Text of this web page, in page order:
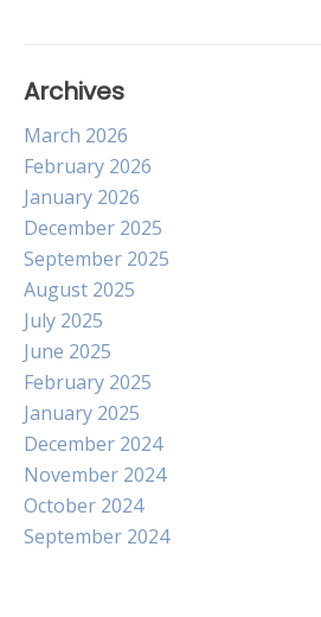
Archives
March 2026
February 2026
January 2026
December 2025
September 2025
August 2025
July 2025
June 2025
February 2025
January 2025
December 2024
November 2024
October 2024
September 2024